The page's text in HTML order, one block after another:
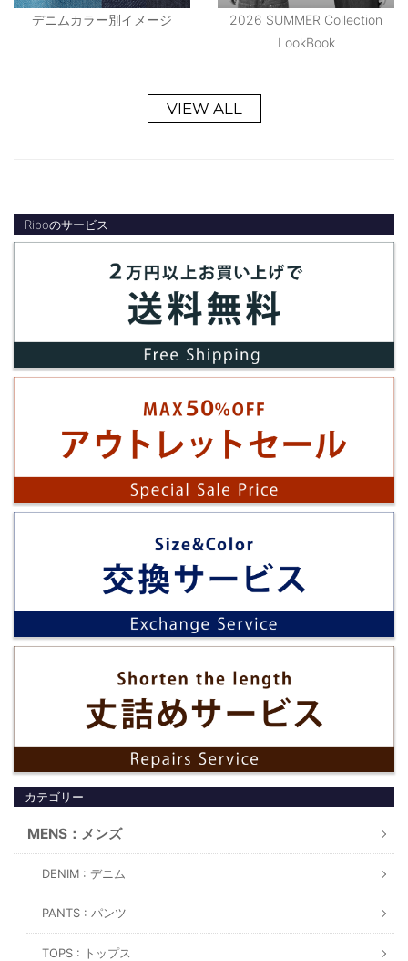
デニムカラー別イメージ
2026 SUMMER Collection
LookBook
VIEW ALL
Ripoのサービス
カテゴリー
MENS：メンズ
DENIM : デニム
PANTS : パンツ
TOPS : トップス